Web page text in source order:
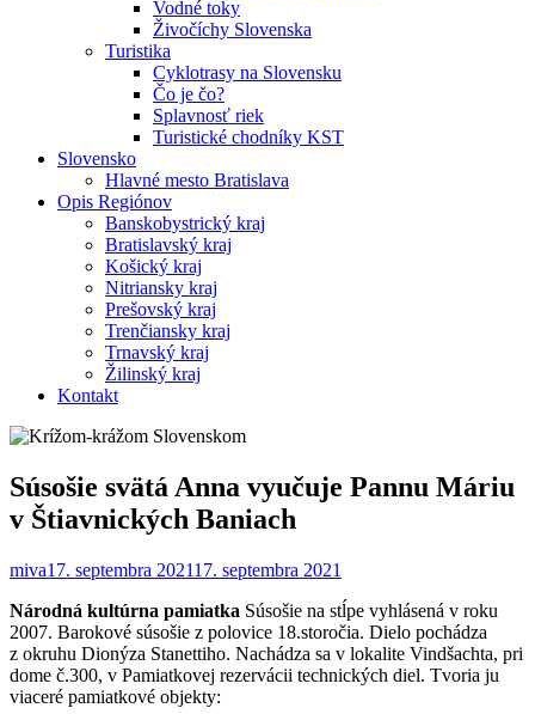
Vodné toky
Živočíchy Slovenska
Turistika
Cyklotrasy na Slovensku
Čo je čo?
Splavnosť riek
Turistické chodníky KST
Slovensko
Hlavné mesto Bratislava
Opis Regiónov
Banskobystrický kraj
Bratislavský kraj
Košický kraj
Nitriansky kraj
Prešovský kraj
Trenčiansky kraj
Trnavský kraj
Žilinský kraj
Kontakt
Súsošie svätá Anna vyučuje Pannu Máriu
v Štiavnických Baniach
miva17. septembra 202117. septembra 2021
Národná kultúrna pamiatka Súsošie na stĺpe vyhlásená v roku
2007. Barokové súsošie z polovice 18.storočia. Dielo pochádza
z okruhu Dionýza Stanettiho. Nachádza sa v lokalite Vindšachta, pri
dome č.300, v Pamiatkovej rezervácii technických diel. Tvoria ju
viaceré pamiatkové objekty: